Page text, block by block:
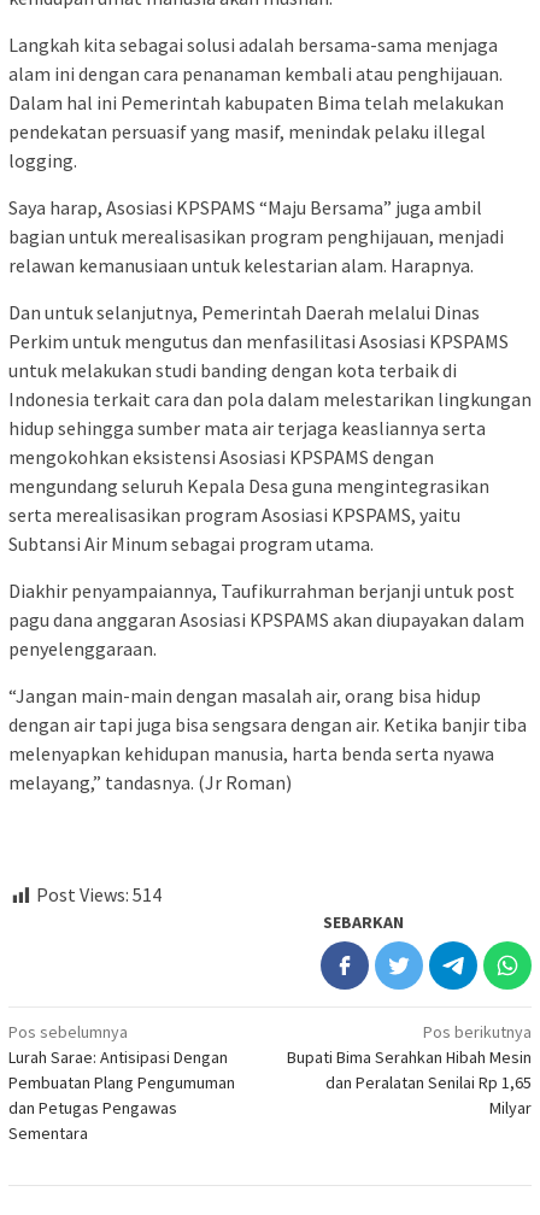
Langkah kita sebagai solusi adalah bersama-sama menjaga
alam ini dengan cara penanaman kembali atau penghijauan.
Dalam hal ini Pemerintah kabupaten Bima telah melakukan
pendekatan persuasif yang masif, menindak pelaku illegal
logging.
Saya harap, Asosiasi KPSPAMS “Maju Bersama” juga ambil
bagian untuk merealisasikan program penghijauan, menjadi
relawan kemanusiaan untuk kelestarian alam. Harapnya.
Dan untuk selanjutnya, Pemerintah Daerah melalui Dinas
Perkim untuk mengutus dan menfasilitasi Asosiasi KPSPAMS
untuk melakukan studi banding dengan kota terbaik di
Indonesia terkait cara dan pola dalam melestarikan lingkungan
hidup sehingga sumber mata air terjaga keasliannya serta
mengokohkan eksistensi Asosiasi KPSPAMS dengan
mengundang seluruh Kepala Desa guna mengintegrasikan
serta merealisasikan program Asosiasi KPSPAMS, yaitu
Subtansi Air Minum sebagai program utama.
Diakhir penyampaiannya, Taufikurrahman berjanji untuk post
pagu dana anggaran Asosiasi KPSPAMS akan diupayakan dalam
penyelenggaraan.
“Jangan main-main dengan masalah air, orang bisa hidup
dengan air tapi juga bisa sengsara dengan air. Ketika banjir tiba
melenyapkan kehidupan manusia, harta benda serta nyawa
melayang,” tandasnya. (Jr Roman)
Post Views: 514
SEBARKAN
Navigasi
pos
Pos sebelumnya
Lurah Sarae: Antisipasi Dengan
Pembuatan Plang Pengumuman
dan Petugas Pengawas
Sementara
Pos berikutnya
Bupati Bima Serahkan Hibah Mesin
dan Peralatan Senilai Rp 1,65
Milyar